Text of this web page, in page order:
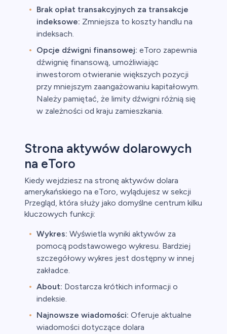
Brak opłat transakcyjnych za transakcje
indeksowe: Zmniejsza to koszty handlu na
indeksach.
Opcje dźwigni finansowej: eToro zapewnia
dźwignię finansową, umożliwiając
inwestorom otwieranie większych pozycji
przy mniejszym zaangażowaniu kapitałowym.
Należy pamiętać, że limity dźwigni różnią się
w zależności od kraju zamieszkania.
Strona aktywów dolarowych
na eToro
Kiedy wejdziesz na stronę aktywów dolara
amerykańskiego na eToro, wylądujesz w sekcji
Przegląd, która służy jako domyślne centrum kilku
kluczowych funkcji:
Wykres: Wyświetla wyniki aktywów za
pomocą podstawowego wykresu. Bardziej
szczegółowy wykres jest dostępny w innej
zakładce.
About: Dostarcza krótkich informacji o
indeksie.
Najnowsze wiadomości: Oferuje aktualne
wiadomości dotyczące dolara